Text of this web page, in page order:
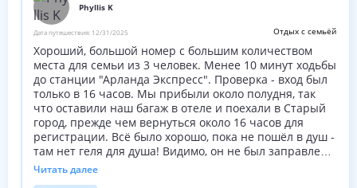
Phyllis K
Дата путешествия: 12/31/2025 Отдых с семьёй
Хороший, большой номер с большим количеством
места для семьи из 3 человек. Менее 10 минут ходьбы
до станции "Арланда Экспресс". Проверка - вход был
только в 16 часов. Мы прибыли около полудня, так
что оставили наш багаж в отеле и поехали в Старый
город, прежде чем вернуться около 16 часов для
регистрации. Всё было хорошо, пока не пошёл в душ -
там нет геля для душа! Видимо, он не был заправлен.
Я обошелся предоставленным шампунем.
Было поздно, и мы уезжали в 6 часов. 30 на
Читать далее